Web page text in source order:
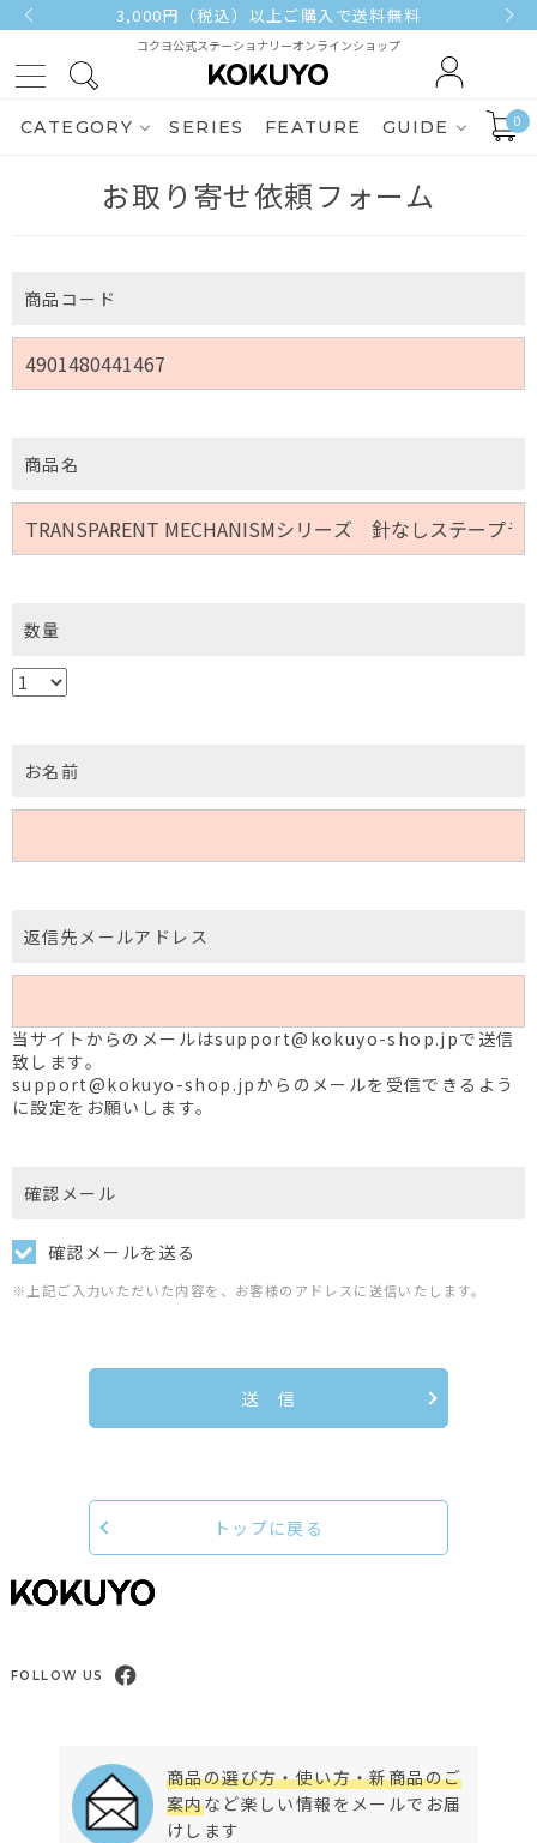
3,000円（税込）以上ご購入で送料無料
コクヨ公式ステーショナリーオンラインショップ
CATEGORY SERIES FEATURE GUIDE 0
お取り寄せ依頼フォーム
商品コード
商品名
数量
お名前
返信先メールアドレス
当サイトからのメールはsupport@kokuyo-shop.jpで送信
致します。
support@kokuyo-shop.jpからのメールを受信できるよう
に設定をお願いします。
確認メール
確認メールを送る
※上記ご入力いただいた内容を、お客様のアドレスに送信いたします。
送 信
トップに戻る
FOLLOW US
商品の選び方・使い方・新商品のご
案内など楽しい情報をメールでお届
けします